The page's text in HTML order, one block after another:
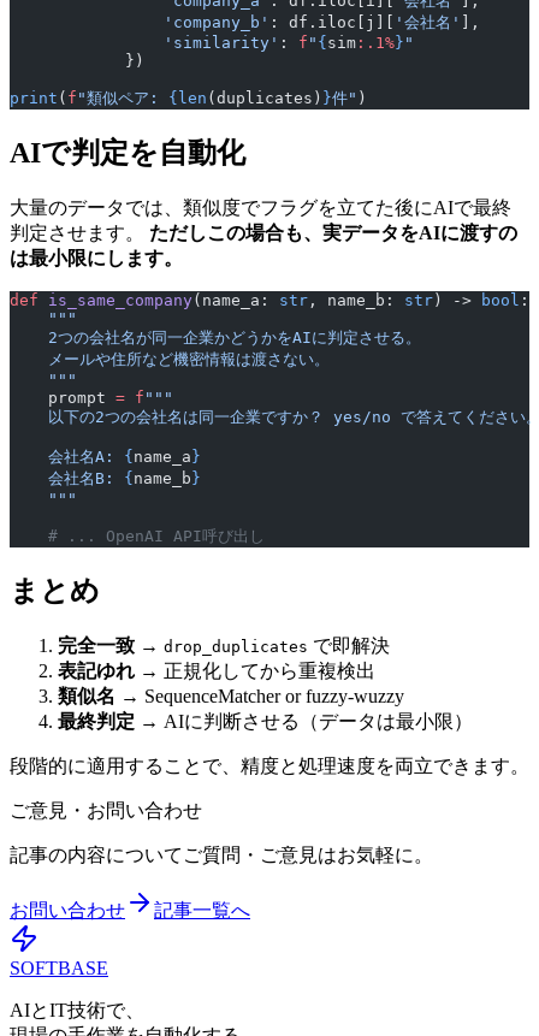
                'company_b'
: df.iloc[j][ '会社名'
],
                'similarity'
: f " { sim :.1% } "
            })
print ( f "類似ペア: {len (duplicates) }件" )
AIで判定を自動化
大量のデータでは、類似度でフラグを立てた後にAIで最終
判定させます。 ただしこの場合も、実データをAIに渡すの
は最小限にします。
def is_same_company(name_a: str , name_b: str ) -> bool :
    """
    2つの会社名が同一企業かどうかをAIに判定させる。
    メールや住所など機密情報は渡さない。
    """
    prompt
= f """
以下の2つの会社名は同一企業ですか？ yes/no で答えてください
    会社名A:
{ name_a }
    会社名B:
{ name_b }
    """
    # ... OpenAI API呼び出し
まとめ
完全一致 → drop_duplicates で即解決
表記ゆれ → 正規化してから重複検出
類似名 → SequenceMatcher or fuzzy-wuzzy
最終判定 → AIに判断させる（データは最小限）
段階的に適用することで、精度と処理速度を両立できます。
ご意見・お問い合わせ
記事の内容についてご質問・ご意見はお気軽に。
お問い合わせ 記事一覧へ
SOFTBASE
AIとIT技術で、